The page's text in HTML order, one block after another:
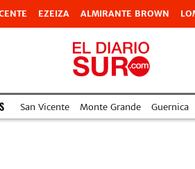
EZEIZA ALMIRANTE BROWN
San Vicente Monte Grande Guernica